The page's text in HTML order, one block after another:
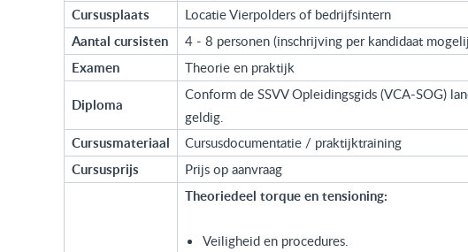
Cursusplaats Locatie Vierpolders of bedrijfsintern
Aantal cursisten 4 - 8 personen (inschrijving per kandidaat
Examen Theorie en praktijk
Diploma
Conform de SSVV Opleidingsgids (VCA-SOG)
geldig.
Cursusmateriaal Cursusdocumentatie / praktijktraining
Cursusprijs Prijs op aanvraag
Theoriedeel torque en tensioning:
Veiligheid en procedures.